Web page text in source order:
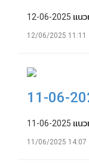
12-06-2025 แนว
12/06/2025 11:11
11-06-
11-06-2025 แนว
11/06/2025 14:07